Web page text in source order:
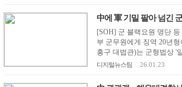
中에 軍 기밀 팔아 넘긴
[SOH] 군 블랙요원 명단
부 군무원에게 징역 20년
흥구 대법관)는 군형법상 '
디지털뉴스팀 26.01.23